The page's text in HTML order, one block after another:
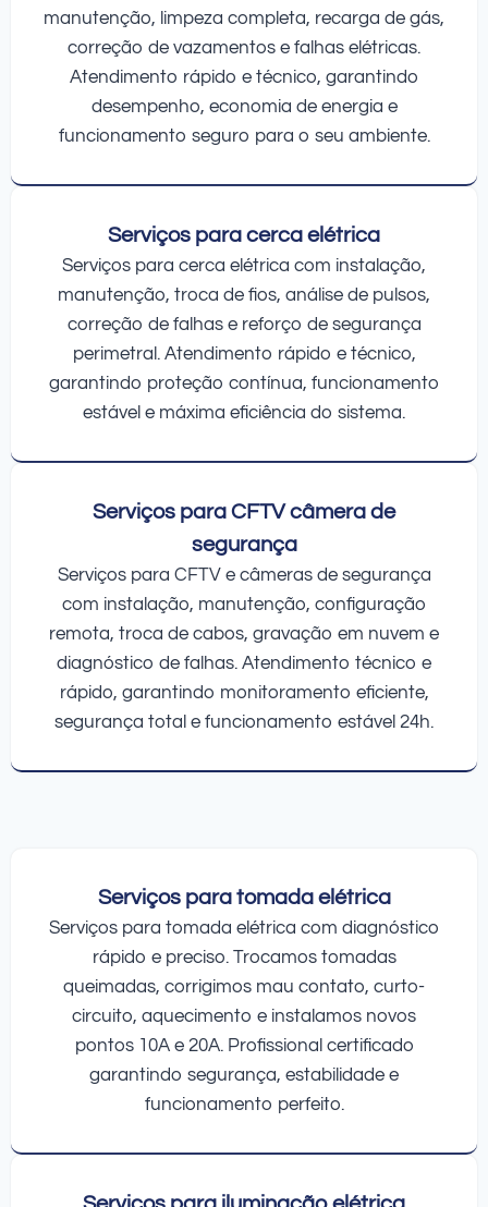
manutenção, limpeza completa, recarga de gás,
correção de vazamentos e falhas elétricas.
Atendimento rápido e técnico, garantindo
desempenho, economia de energia e
funcionamento seguro para o seu ambiente.
Serviços para cerca elétrica
Serviços para cerca elétrica com instalação,
manutenção, troca de fios, análise de pulsos,
correção de falhas e reforço de segurança
perimetral. Atendimento rápido e técnico,
garantindo proteção contínua, funcionamento
estável e máxima eficiência do sistema.
Serviços para CFTV câmera de
segurança
Serviços para CFTV e câmeras de segurança
com instalação, manutenção, configuração
remota, troca de cabos, gravação em nuvem e
diagnóstico de falhas. Atendimento técnico e
rápido, garantindo monitoramento eficiente,
segurança total e funcionamento estável 24h.
Serviços para tomada elétrica
Serviços para tomada elétrica com diagnóstico
rápido e preciso. Trocamos tomadas
queimadas, corrigimos mau contato, curto-
circuito, aquecimento e instalamos novos
pontos 10A e 20A. Profissional certificado
garantindo segurança, estabilidade e
funcionamento perfeito.